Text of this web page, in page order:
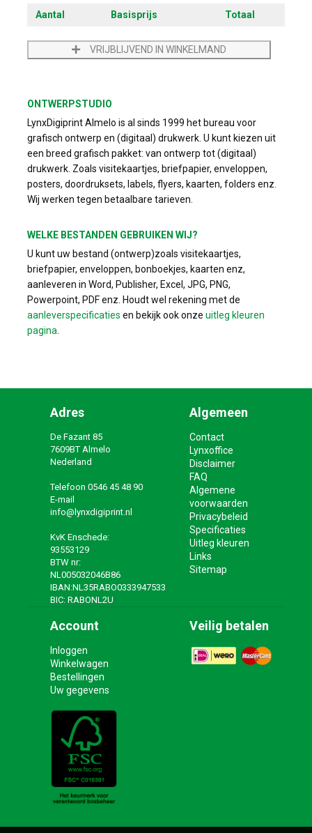
Aantal Basisprijs Totaal
VRIJBLIJVEND IN WINKELMAND
ONTWERPSTUDIO
LynxDigiprint Almelo is al sinds 1999 het bureau voor
grafisch ontwerp en (digitaal) drukwerk. U kunt kiezen uit
een breed grafisch pakket: van ontwerp tot (digitaal)
drukwerk. Zoals visitekaartjes, briefpapier, enveloppen,
posters, doordruksets, labels, flyers, kaarten, folders enz.
Wij werken tegen betaalbare tarieven.
WELKE BESTANDEN GEBRUIKEN WIJ?
U kunt uw bestand (ontwerp)zoals visitekaartjes,
briefpapier, enveloppen, bonboekjes, kaarten enz,
aanleveren in Word, Publisher, Excel, JPG, PNG,
Powerpoint, PDF enz. Houdt wel rekening met de
aanleverspecificaties en bekijk ook onze uitleg kleuren
pagina
Adres
De Fazant 85
7609BT Almelo
Nederland
Telefoon 0546 45 48 90
E-mail
info@lynxdigiprint.nl
KvK Enschede:
93553129
BTW nr:
NL005032046B86
IBAN:NL35RABO0333947533
BIC: RABONL2U
Algemeen
Contact
Lynxoffice
Disclaimer
FAQ
Algemene
voorwaarden
Privacybeleid
Specificaties
Uitleg kleuren
Links
Sitemap
Account
Inloggen
Winkelwagen
Bestellingen
Uw gegevens
Veilig betalen